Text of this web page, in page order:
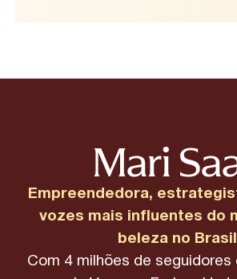
Mari
Empreendedora,
vozes mais influentes do
beleza no
Com 4 milhões de seguidores